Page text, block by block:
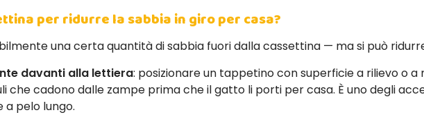
per ridurre la sabbia in giro per casa?
una certa quantità di sabbia fuori dalla cassettina — ma si può
davanti alla lettiera: posizionare un tappetino con superficie a rilievo o
che cadono dalle zampe prima che il gatto li porti per casa. È uno degli
pelo lungo.